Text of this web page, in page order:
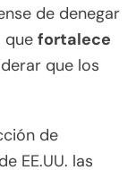
de denegar
que fortalece
que los
de
EE.UU. las